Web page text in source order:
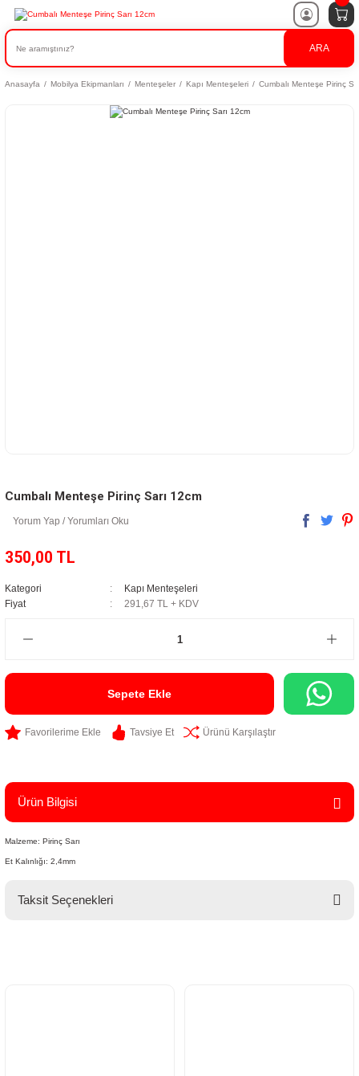
ARA
Anasayfa Mobilya Ekipmanları Menteşeler Kapı Menteşeleri Cumbalı Menteşe Pirinç
Cumbalı Menteşe Pirinç Sarı 12cm
Yorum Yap / Yorumları Oku
350,00 TL
Kategori
Kapı Menteşeleri
Fiyat
291,67 TL + KDV
Sepete Ekle
Tavsiye Et Ürünü Karşılaştır
Ürün Bilgisi
Malzeme: Pirinç Sarı
Et Kalınlığı: 2,4mm
Taksit Seçenekleri